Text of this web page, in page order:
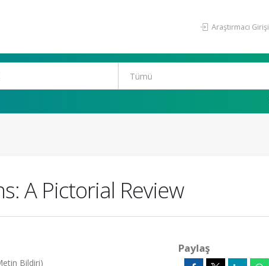
Araştırmacı Girişi
A Pictorial Review
Bildiri)
Paylaş